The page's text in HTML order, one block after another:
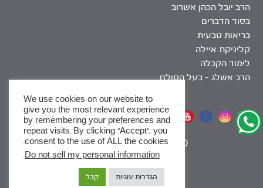
הרב יובל הכהן אשרוב
בסוד הדברים
בריאות טבעית
קליניקת איילה
לימוד הקבלה
הרב אשלג – בעל הסולם
אתר שומר שבת
SEO
|
We use cookies on our website to
give you the most relevant experience
by remembering your preferences and
repeat visits. By clicking “Accept”, you
consent to the use of ALL the cookies.
Do not sell my personal information
.
הגדרות עוגיות קבל
x